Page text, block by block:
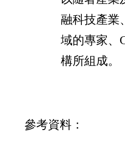
融科技產業
域的專家、
構所組成。
參考資料：